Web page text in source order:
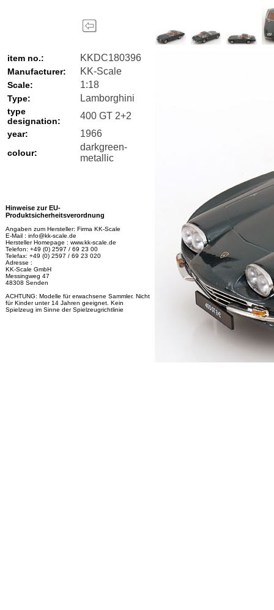
item no.: KKDC180396
Manufacturer: KK-Scale
Scale: 1:18
Type: Lamborghini
type
designation:
400 GT 2+2
year: 1966
colour:
darkgreen-
metallic
Hinweise zur EU-
Produktsicherheitsverordnung
Angaben zum Hersteller: Firma KK-Scale
E-Mail : info@kk-scale.de
Hersteller Homepage : www.kk-scale.de
Telefon: +49 (0) 2597 / 69 23 00
Telefax: +49 (0) 2597 / 69 23 020
Adresse :
KK-Scale GmbH
Messingweg 47
48308 Senden
ACHTUNG: Modelle für erwachsene Sammler. Nicht
für Kinder unter 14 Jahren geeignet. Kein
Spielzeug im Sinne der Spielzeugrichtlinie